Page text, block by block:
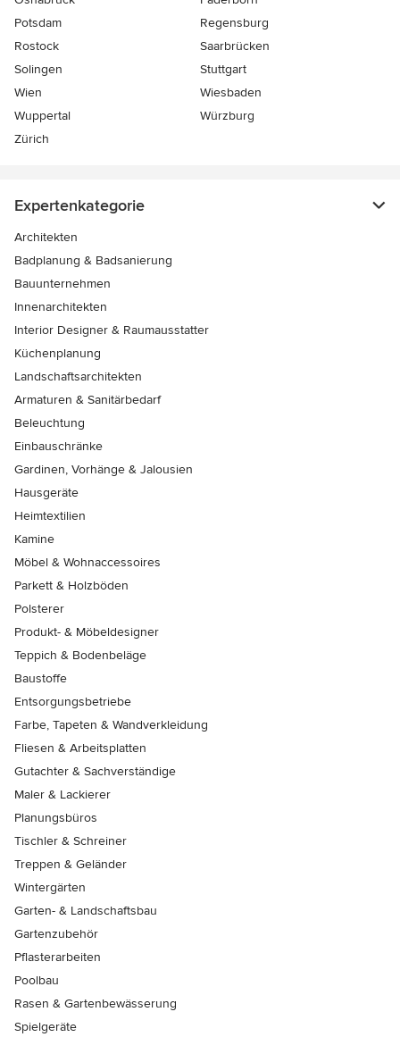
Potsdam
Regensburg
Rostock
Saarbrücken
Solingen
Stuttgart
Wien
Wiesbaden
Wuppertal
Würzburg
Zürich
Expertenkategorie
Architekten
Badplanung & Badsanierung
Bauunternehmen
Innenarchitekten
Interior Designer & Raumausstatter
Küchenplanung
Landschaftsarchitekten
Armaturen & Sanitärbedarf
Beleuchtung
Einbauschränke
Gardinen, Vorhänge & Jalousien
Hausgeräte
Heimtextilien
Kamine
Möbel & Wohnaccessoires
Parkett & Holzböden
Polsterer
Produkt- & Möbeldesigner
Teppich & Bodenbeläge
Baustoffe
Entsorgungsbetriebe
Farbe, Tapeten & Wandverkleidung
Fliesen & Arbeitsplatten
Gutachter & Sachverständige
Maler & Lackierer
Planungsbüros
Tischler & Schreiner
Treppen & Geländer
Wintergärten
Garten- & Landschaftsbau
Gartenzubehör
Pflasterarbeiten
Poolbau
Rasen & Gartenbewässerung
Spielgeräte